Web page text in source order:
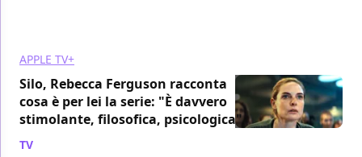
APPLE TV+
Silo, Rebecca Ferguson racconta
cosa è per lei la serie: "È davvero
stimolante, filosofica, psicologica"
TV